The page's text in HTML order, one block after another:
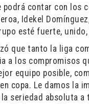
podrá contar con los
Idekel
esté fuerte,
que tanto la liga
a los compromisos
equipo posible,
copa. Le damos la
seriedad absoluta